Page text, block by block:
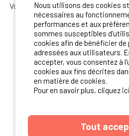
Vous souhaitez bénéficier des
Abonnez-vous à la
NOS
Nous utilisons des cookies
nécessaires au
performances et aux
sommes susceptibles
cookies afin de bénéficier
adressées aux utilisateurs.
accepter, vous consentez à
cookies aux fins décrites
en matière de cookies.
Pour en savoir plus, cliquez ici
Tout